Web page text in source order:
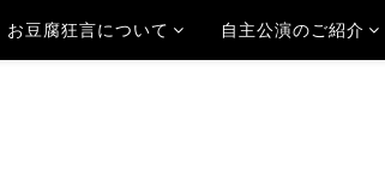
お豆腐狂言について 自主公演のご紹介